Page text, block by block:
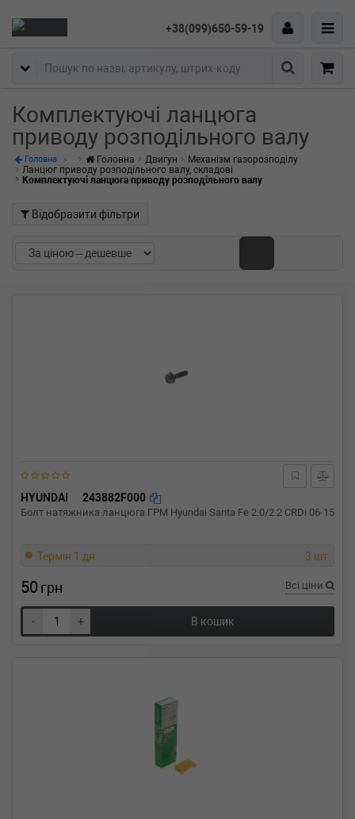
+38(099)650-59-19
Пошук
Комплектуючі ланцюга
приводу розподільного валу
Головна Головна Двигун
Механізм газорозподілу
Ланцюг приводу розподільного валу, складові
Комплектуючі ланцюга приводу розподільного валу
Відобразити фільтри
HYUNDAI 243882F000
Болт натяжника ланцюга ГРМ Hyundai Santa Fe 2.0/2.2 CRDi 06-15
Термін 1 дн. 3 шт.
50 грн Всі ціни
- + В кошик